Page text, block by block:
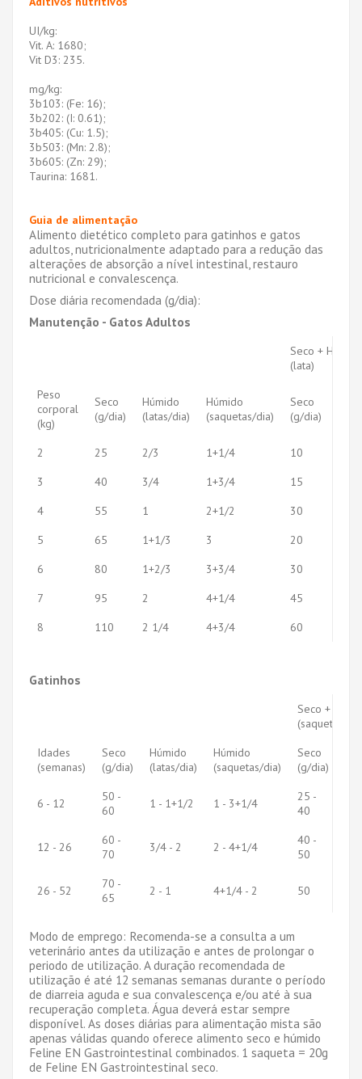
UI/kg:
Vit. A: 1680;
Vit D3: 235.
mg/kg:
3b103: (Fe: 16);
3b202: (I: 0.61);
3b405: (Cu: 1.5);
3b503: (Mn: 2.8);
3b605: (Zn: 29);
Taurina: 1681.
Guia de alimentação
Alimento dietético completo para gatinhos e gatos
adultos, nutricionalmente adaptado para a redução das
alterações de absorção a nível intestinal, restauro
nutricional e convalescença.
Dose diária recomendada (g/dia):
Manutenção - Gatos Adultos
Seco +
(lata)
Peso
corporal
(kg)
Seco
(g/dia)
Húmido
(latas/dia)
Húmido
(saquetas/dia)
Seco
(g/dia)
2 25 2/3 1+1/4 10
3
40 3/4 1+3/4 15
4
55 1 2+1/2 30
5
65 1+1/3 3 20
6
80 1+2/3 3+3/4 30
7
95 2 4+1/4 45
8
110 2 1/4 4+3/4 60
Gatinhos
Seco +
(saqueta)
Idades
(semanas)
Seco
(g/dia)
Húmido
(latas/dia)
Húmido
(saquetas/dia)
Seco
(g/dia)
6 - 12
50 -
60
1 - 1+1/2 1 - 3+1/4
25 -
40
12 - 26
60 -
70
3/4 - 2 2 - 4+1/4
40 -
50
26 - 52
70 -
65
2 - 1 4+1/4 - 2 50
Modo de emprego: Recomenda-se a consulta a um
veterinário antes da utilização e antes de prolongar o
periodo de utilização. A duração recomendada de
utilização é até 12 semanas semanas durante o período
de diarreia aguda e sua convalescença e/ou até à sua
recuperação completa. Água deverá estar sempre
disponível. As doses diárias para alimentação mista são
apenas válidas quando oferece alimento seco e húmido
Feline EN Gastrointestinal combinados. 1 saqueta = 20g
de Feline EN Gastrointestinal seco.